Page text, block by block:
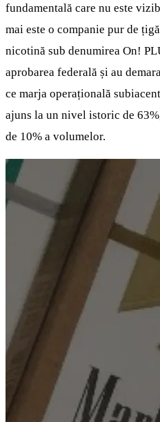
fundamentală care nu este
mai este o companie pur de
nicotină sub denumirea On!
aprobarea federală și au
ce marja operațională
ajuns la un nivel istoric de
de 10% a volumelor.